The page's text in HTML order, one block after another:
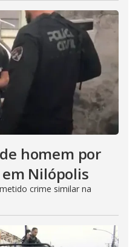
homem por
Nilópolis
crime similar na